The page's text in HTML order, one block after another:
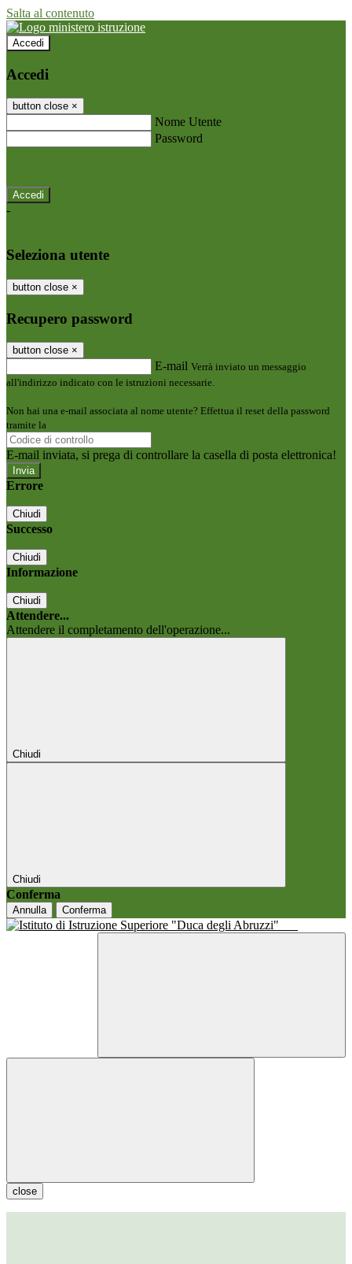
Salta al contenuto
Accedi
Accedi
button close ×
Nome Utente
Password
-
Seleziona utente
button close ×
Recupero password
button close ×
E-mail Verrà inviato un messaggio
all'indirizzo indicato con le istruzioni necessarie.
Non hai una e-mail associata al nome utente? Effettua il reset della password
tramite la
E-mail inviata, si prega di controllare la casella di posta elettronica!
Errore
Chiudi
Successo
Chiudi
Informazione
Chiudi
Attendere...
Attendere il completamento dell'operazione...
Chiudi
Chiudi
Conferma
Annulla Conferma
close